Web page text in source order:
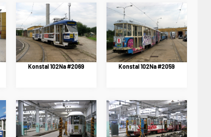
Konstal 102Na #2069 Konstal 102Na #2059